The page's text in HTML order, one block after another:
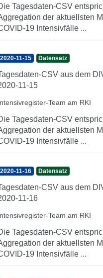
Tagesdaten-CSV
der aktuellsten
19 Intensivfälle ...
2020-11-15 Datensatz
CSV aus dem
11-15
Team am RKI
Tagesdaten-CSV
der aktuellsten
19 Intensivfälle ...
2020-11-16 Datensatz
CSV aus dem
11-16
Team am RKI
Tagesdaten-CSV
der aktuellsten
19 Intensivfälle ...